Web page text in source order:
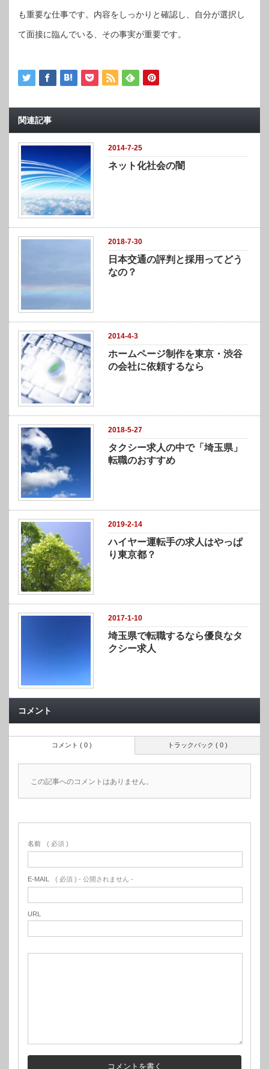
も重要な仕事です。内容をしっかりと確認し、自分が選択し
て面接に臨んでいる、その事実が重要です。
関連記事
2014-7-25
ネット化社会の闇
2018-7-30
日本交通の評判と採用ってどう
なの？
2014-4-3
ホームページ制作を東京・渋谷
の会社に依頼するなら
2018-5-27
タクシー求人の中で「埼玉県」
転職のおすすめ
2019-2-14
ハイヤー運転手の求人はやっぱ
り東京都？
2017-1-10
埼玉県で転職するなら優良なタ
クシー求人
コメント
トラックバック ( 0 )
コメント ( 0 )
この記事へのコメントはありません。
名前 ( 必須 )
E-MAIL ( 必須 ) - 公開されません -
URL